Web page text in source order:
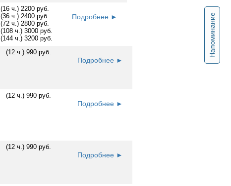
Напоминание
(16 ч.) 2200 руб.
(36 ч.) 2400 руб.
(72 ч.) 2800 руб.
(108 ч.) 3000 руб.
(144 ч.) 3200 руб.
Подробнее ►
(12 ч.) 990 руб.
Подробнее ►
(12 ч.) 990 руб.
Подробнее ►
(12 ч.) 990 руб.
Подробнее ►